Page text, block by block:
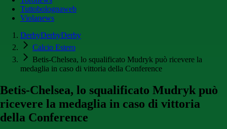
Tuttobolognaweb
Violanews
DerbyDerbyDerby
Calcio Estero
Betis-Chelsea, lo squalificato Mudryk può ricevere la
medaglia in caso di vittoria della Conference
Betis-Chelsea, lo squalificato Mudryk può
ricevere la medaglia in caso di vittoria
della Conference